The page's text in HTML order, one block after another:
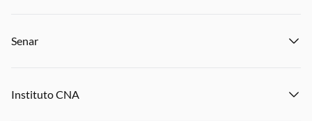
Senar
Instituto CNA